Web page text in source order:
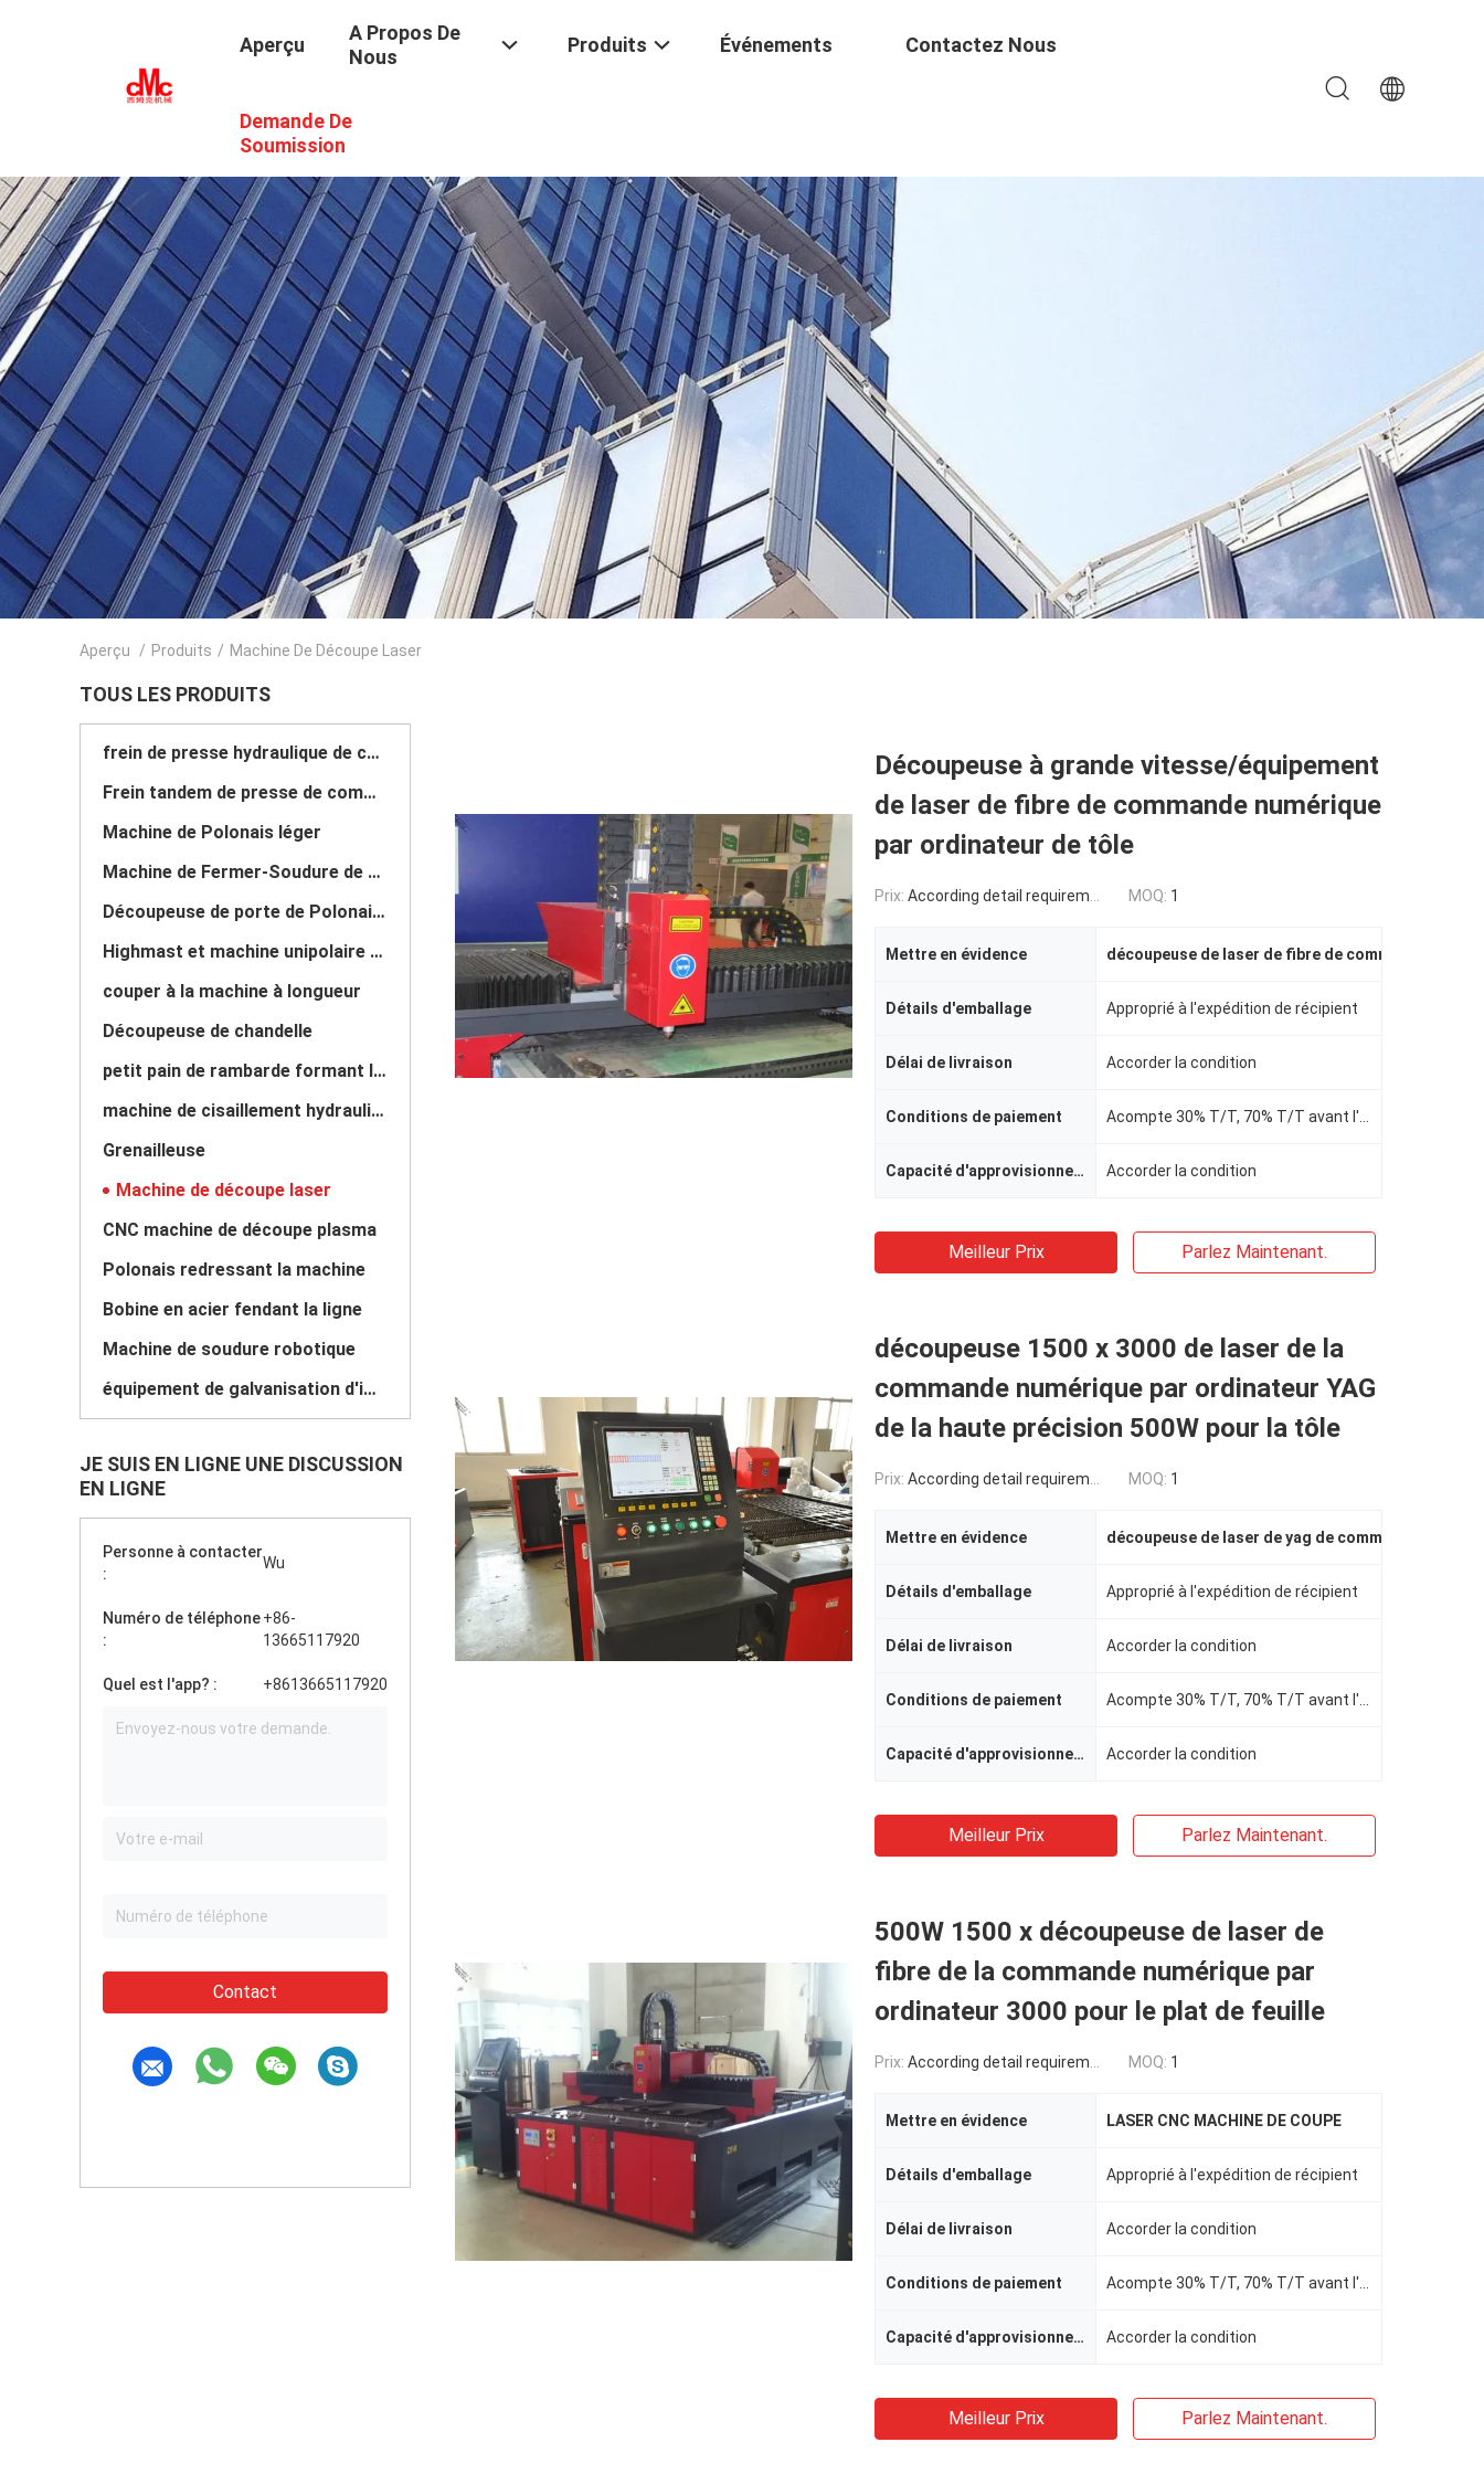
Aperçu
A Propos De
Nous
Produits Événements Contactez Nous
Demande De
Soumission
Aperçu / Produits / Machine De Découpe Laser
TOUS LES PRODUITS
frein de presse hydraulique de commande numérique par ordinateur
Frein tandem de presse de commande numérique par ordinateur
Machine de Polonais léger
Machine de Fermer-Soudure de Polonais léger
Découpeuse de porte de Polonais léger
Highmast et machine unipolaire de soudure continue
couper à la machine à longueur
Découpeuse de chandelle
petit pain de rambarde formant la machine
machine de cisaillement hydraulique
Grenailleuse
Machine de découpe laser
CNC machine de découpe plasma
Polonais redressant la machine
Bobine en acier fendant la ligne
Machine de soudure robotique
équipement de galvanisation d'immersion chaude
JE SUIS EN LIGNE UNE DISCUSSION
EN LIGNE
Personne à contacter
:
Wu
Numéro de téléphone
:
+86-
13665117920
Quel est l'app? : +8613665117920
Contact
Découpeuse à grande vitesse/équipement
de laser de fibre de commande numérique
par ordinateur de tôle
Prix: According detail requirement MOQ: 1
Mettre en évidence découpeuse de laser de fibre de commande
Détails d'emballage Approprié à l'expédition de récipient
Délai de livraison Accorder la condition
Conditions de paiement
Capacité d'approvisionnement Accorder la condition
Meilleur Prix Parlez Maintenant.
découpeuse 1500 x 3000 de laser de la
commande numérique par ordinateur YAG
de la haute précision 500W pour la tôle
Prix: According detail requirement MOQ: 1
Mettre en évidence découpeuse de laser de yag de commande
Détails d'emballage Approprié à l'expédition de récipient
Délai de livraison Accorder la condition
Conditions de paiement
Capacité d'approvisionnement Accorder la condition
Meilleur Prix Parlez Maintenant.
500W 1500 x découpeuse de laser de
fibre de la commande numérique par
ordinateur 3000 pour le plat de feuille
Prix: According detail requirement MOQ: 1
Mettre en évidence LASER CNC MACHINE DE COUPE
Détails d'emballage Approprié à l'expédition de récipient
Délai de livraison Accorder la condition
Conditions de paiement
Capacité d'approvisionnement Accorder la condition
Meilleur Prix Parlez Maintenant.